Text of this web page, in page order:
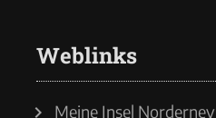
Weblinks
Meine Insel Norderney